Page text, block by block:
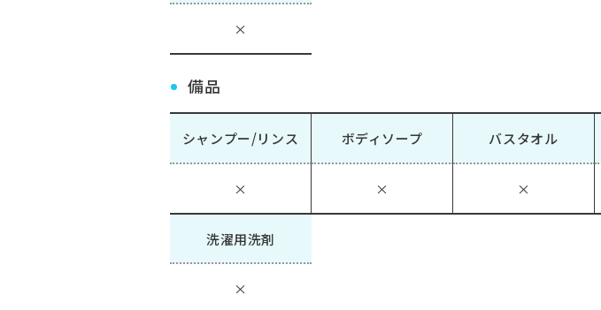
×
備品
シャンプー/リンス
×
ボディソープ
×
バスタオル
×
洗濯用洗剤
×